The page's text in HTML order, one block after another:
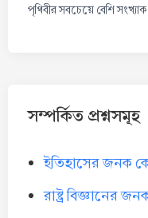
পৃথিবীর সবচেয়ে বেশি
সম্পর্কিত প্রশ্নসমূহ
ইতিহাসের জনক
রাষ্ট্র বিজ্ঞানের